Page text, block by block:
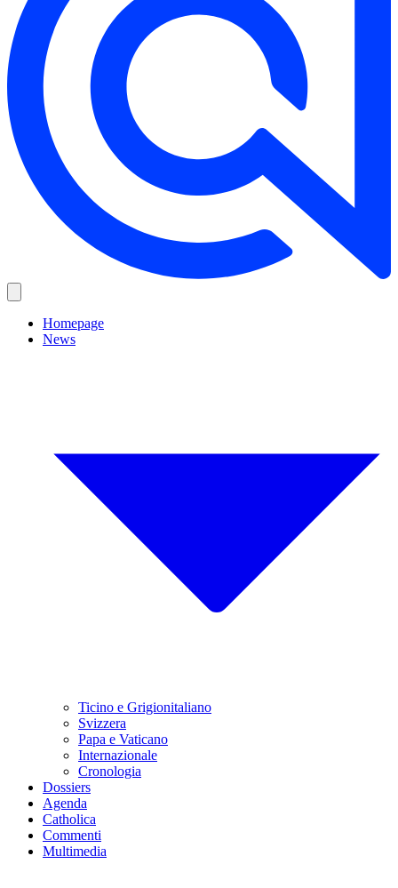
Homepage
News
Ticino e Grigionitaliano
Svizzera
Papa e Vaticano
Internazionale
Cronologia
Dossiers
Agenda
Catholica
Commenti
Multimedia